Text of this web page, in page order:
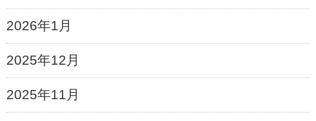
2026年1月
2025年12月
2025年11月